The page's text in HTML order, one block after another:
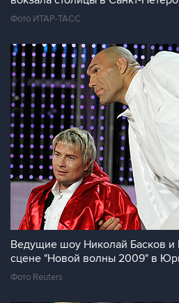
Фото ИТАР-ТАСС
Ведущие шоу Николай Басков и
сцене "Новой волны 2009" в
Фото Reuters